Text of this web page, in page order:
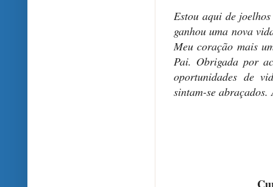
Estou aqui de
ganhou uma nova
Meu coração mais
Pai. Obrigada por
oportunidades de
sintam-se abraçados.